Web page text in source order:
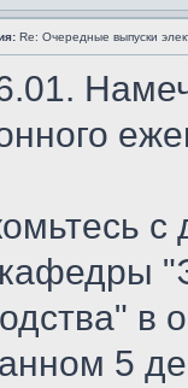
Re: Очередные выпуски
в
5